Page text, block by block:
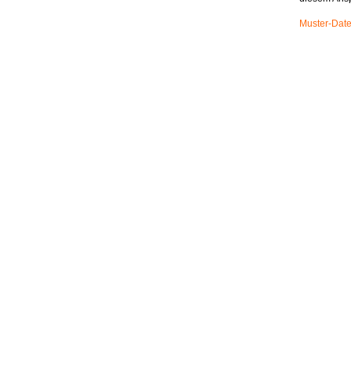
Muster-